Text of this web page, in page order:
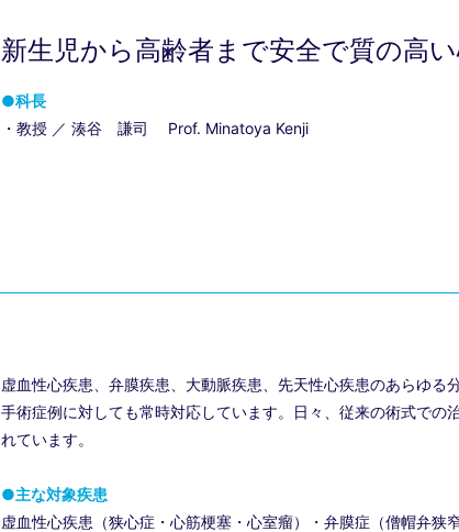
新生児から高齢者まで安全で質の高
●科長
・教授 ／ 湊谷 謙司 Prof. Minatoya Kenji
虚血性心疾患、弁膜疾患、大動脈疾患、先天性心疾患のあらゆ
手術症例に対しても常時対応しています。日々、従来の術式で
れています。
●主な対象疾患
虚血性心疾患（狭心症・心筋梗塞・心室瘤）・弁膜症（僧帽弁